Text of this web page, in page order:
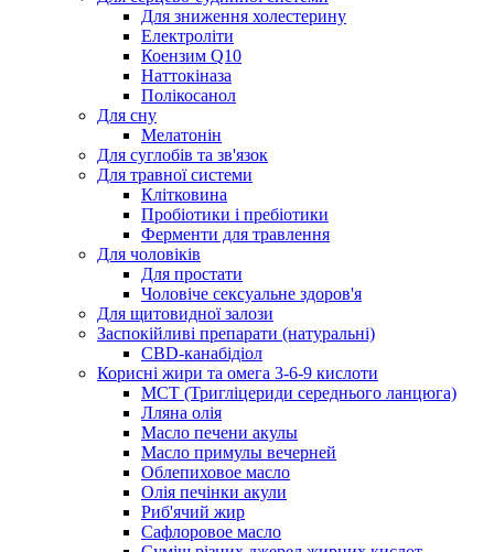
Для зниження холестерину
Електроліти
Коензим Q10
Наттокіназа
Полікосанол
Для сну
Мелатонін
Для суглобів та зв'язок
Для травної системи
Клітковина
Пробіотики і пребіотики
Ферменти для травлення
Для чоловіків
Для простати
Чоловіче сексуальне здоров'я
Для щитовидної залози
Заспокійливі препарати (натуральні)
CBD-канабідіол
Корисні жири та омега 3-6-9 кислоти
MCT (Тригліцериди середнього ланцюга)
Лляна олія
Масло печени акулы
Масло примулы вечерней
Облепиховое масло
Олія печінки акули
Риб'ячий жир
Сафлоровое масло